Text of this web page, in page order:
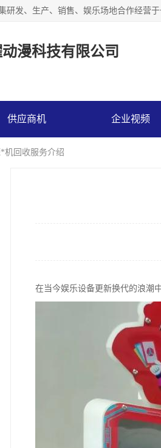
漫科技有限公司
供应商机 企业视频
机回收服务介绍
在当今娱乐设备更新换代的浪潮